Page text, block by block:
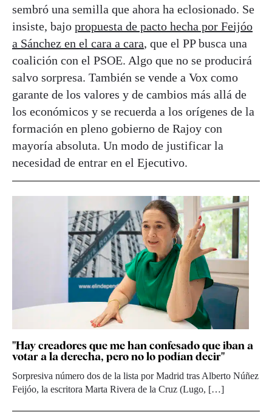
sembró una semilla que ahora ha eclosionado. Se
insiste, bajo propuesta de pacto hecha por Feijóo
a Sánchez en el cara a cara, que el PP busca una
coalición con el PSOE. Algo que no se producirá
salvo sorpresa. También se vende a Vox como
garante de los valores y de cambios más allá de
los económicos y se recuerda a los orígenes de la
formación en pleno gobierno de Rajoy con
mayoría absoluta. Un modo de justificar la
necesidad de entrar en el Ejecutivo.
"Hay creadores que me han confesado que iban a
votar a la derecha, pero no lo podían decir"
Sorpresiva número dos de la lista por Madrid tras Alberto Núñez
Feijóo, la escritora Marta Rivera de la Cruz (Lugo, […]